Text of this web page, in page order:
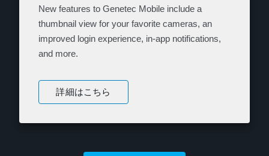
New features to Genetec Mobile include a
thumbnail view for your favorite cameras, an
improved login experience, in-app notifications,
and more.
詳細はこちら